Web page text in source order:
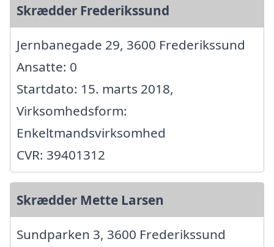
Skrædder Frederikssund
Jernbanegade 29, 3600 Frederikssund
Ansatte: 0
Startdato: 15. marts 2018,
Virksomhedsform:
Enkeltmandsvirksomhed
CVR: 39401312
Skrædder Mette Larsen
Sundparken 3, 3600 Frederikssund